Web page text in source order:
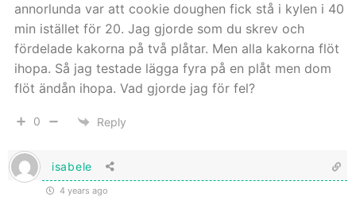
annorlunda var att cookie doughen fick stå i kylen i 40
min istället för 20. Jag gjorde som du skrev och
fördelade kakorna på två plåtar. Men alla kakorna flöt
ihopa. Så jag testade lägga fyra på en plåt men dom
flöt ändån ihopa. Vad gjorde jag för fel?
0 Reply
isabele
4 years ago